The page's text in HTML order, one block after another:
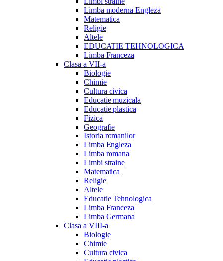
Limba moderna Engleza
Matematica
Religie
Altele
EDUCATIE TEHNOLOGICA
Limba Franceza
Clasa a VII-a
Biologie
Chimie
Cultura civica
Educatie muzicala
Educatie plastica
Fizica
Geografie
Istoria romanilor
Limba Engleza
Limba romana
Limbi straine
Matematica
Religie
Altele
Educatie Tehnologica
Limba Franceza
Limba Germana
Clasa a VIII-a
Biologie
Chimie
Cultura civica